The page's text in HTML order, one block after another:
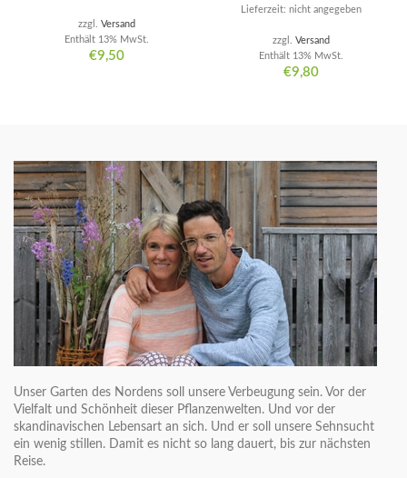
€9,50
Enthält 13% MwSt.
zzgl. Versand
€9,80
Enthält 13% MwSt.
zzgl. Versand
Lieferzeit: nicht angegeben
Unser Garten des Nordens soll unsere Verbeugung sein. Vor der
Vielfalt und Schönheit dieser Pflanzenwelten. Und vor der
skandinavischen Lebensart an sich. Und er soll unsere Sehnsucht
ein wenig stillen. Damit es nicht so lang dauert, bis zur nächsten
Reise.